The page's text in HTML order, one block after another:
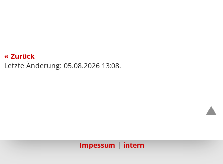
« Zurück
Letzte Änderung: 05.08.2026 13:08.
Impessum | intern